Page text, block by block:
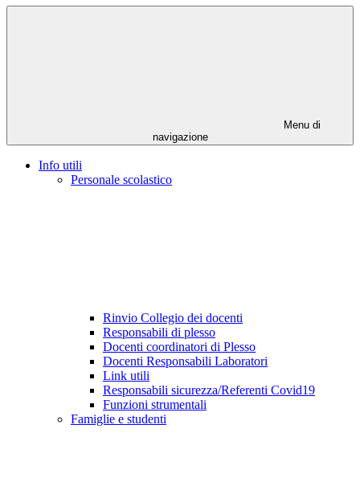
Menu di
navigazione
Info utili
Personale scolastico
Rinvio Collegio dei docenti
Responsabili di plesso
Docenti coordinatori di Plesso
Docenti Responsabili Laboratori
Link utili
Responsabili sicurezza/Referenti Covid19
Funzioni strumentali
Famiglie e studenti